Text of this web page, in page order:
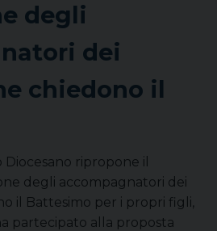
degli
dei
chiedono il
Diocesano ripropone il
degli accompagnatori dei
il Battesimo per i propri figli,
partecipato alla proposta